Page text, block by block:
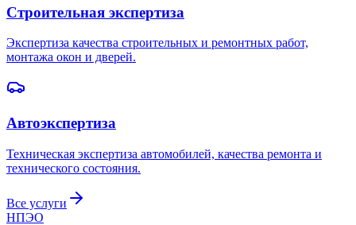
Строительная экспертиза
Экспертиза качества строительных и ремонтных работ,
монтажа окон и дверей.
Автоэкспертиза
Техническая экспертиза автомобилей, качества ремонта и
технического состояния.
Все услуги
НПЭО